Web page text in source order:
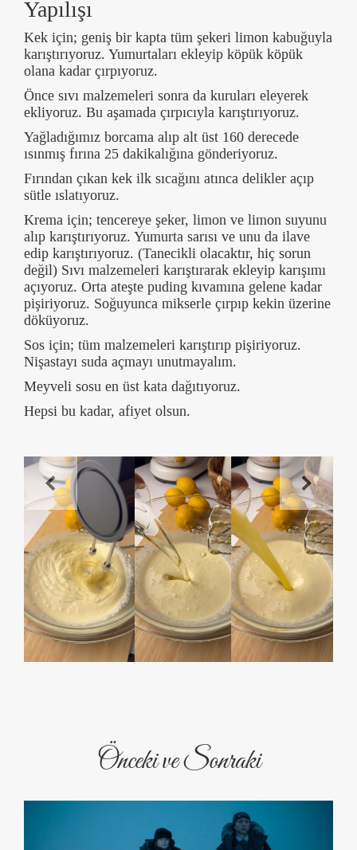
Yapılışı
Kek için; geniş bir kapta tüm şekeri limon kabuğuyla
karıştırıyoruz. Yumurtaları ekleyip köpük köpük
olana kadar çırpıyoruz.
Önce sıvı malzemeleri sonra da kuruları eleyerek
ekliyoruz. Bu aşamada çırpıcıyla karıştırıyoruz.
Yağladığımız borcama alıp alt üst 160 derecede
ısınmış fırına 25 dakikalığına gönderiyoruz.
Fırından çıkan kek ilk sıcağını atınca delikler açıp
sütle ıslatıyoruz.
Krema için; tencereye şeker, limon ve limon suyunu
alıp karıştırıyoruz. Yumurta sarısı ve unu da ilave
edip karıştırıyoruz. (Tanecikli olacaktır, hiç sorun
değil) Sıvı malzemeleri karıştırarak ekleyip karışımı
açıyoruz. Orta ateşte puding kıvamına gelene kadar
pişiriyoruz. Soğuyunca mikserle çırpıp kekin üzerine
döküyoruz.
Sos için; tüm malzemeleri karıştırıp pişiriyoruz.
Nişastayı suda açmayı unutmayalım.
Meyveli sosu en üst kata dağıtıyoruz.
Hepsi bu kadar, afiyet olsun.
Önceki ve Sonraki